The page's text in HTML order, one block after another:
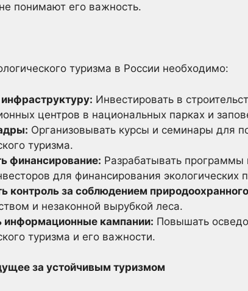
понимают его важность.
туризма в России необходимо:
инфраструктуру: Инвестировать в
центров в национальных парках и
Организовывать курсы и семинары для
туризма.
финансирование: Разрабатывать программы
для финансирования экологических
контроль за соблюдением
и незаконной вырубкой леса.
информационные кампании: Повышать
туризма и его важности.
за устойчивым туризмом